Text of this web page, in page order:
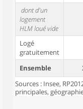
dont d'un
logement
HLM loué vide
Logé
gratuitement
Ensemble
Sources : Insee,
principales,